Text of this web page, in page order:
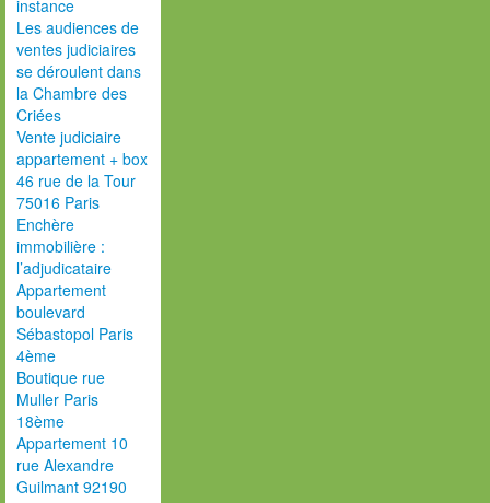
instance
Les audiences de
ventes judiciaires
se déroulent dans
la Chambre des
Criées
Vente judiciaire
appartement + box
46 rue de la Tour
75016 Paris
Enchère
immobilière :
l’adjudicataire
Appartement
boulevard
Sébastopol Paris
4ème
Boutique rue
Muller Paris
18ème
Appartement 10
rue Alexandre
Guilmant 92190